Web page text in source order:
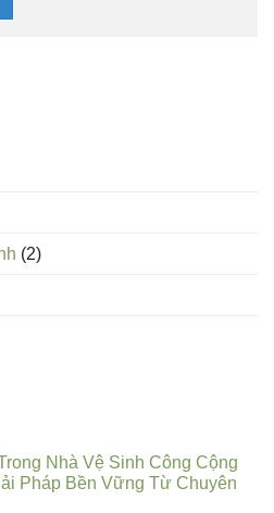
(2)
Nhà Vệ Sinh Công Cộng
Pháp Bền Vững Từ Chuyên